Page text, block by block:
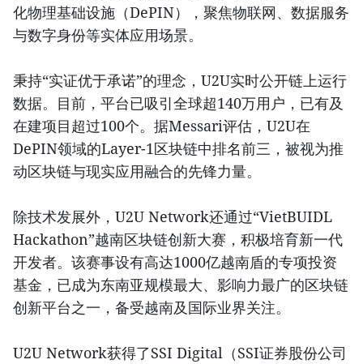
化物理基础设施（DePIN），聚焦物联网、数据服务
与数字身份等实体应用场景。
秉持“实证优于承诺”的理念，U2U实时公开链上运行
数据。目前，平台已吸引全球超140万用户，已有及
在建项目超过100个。据Messari评估，U2U在
DePIN领域的Layer-1区块链中排名前三，被视为推
动区块链与现实应用融合的先锋力量。
除技术发展外，U2U Network还通过“VietBUIDL
Hackathon”越南区块链创新大赛，积极培育新一代
开发者。该赛事设有高达1000亿越南盾的专项投资
基金，已成为东南亚规模最大、影响力最广的区块链
创新平台之一，备受越南及国际业界关注。
U2U Network获得了SSI Digital（SSI证券股份公司